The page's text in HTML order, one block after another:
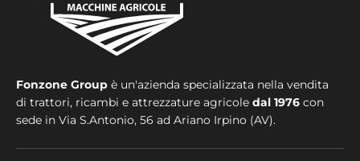
Fonzone Group è un'azienda specializzata nella vendita
di trattori, ricambi e attrezzature agricole dal 1976 con
sede in Via S.Antonio, 56 ad Ariano Irpino (AV).